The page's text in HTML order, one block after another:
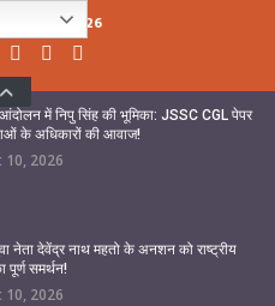
10, 2026
में निपु सिंह की भूमिका: JSSC CGL पेपर
के अधिकारों की आवाज!
2026
नेता देवेंद्र नाथ महतो के अनशन को राष्ट्रीय
पूर्ण समर्थन!
2026